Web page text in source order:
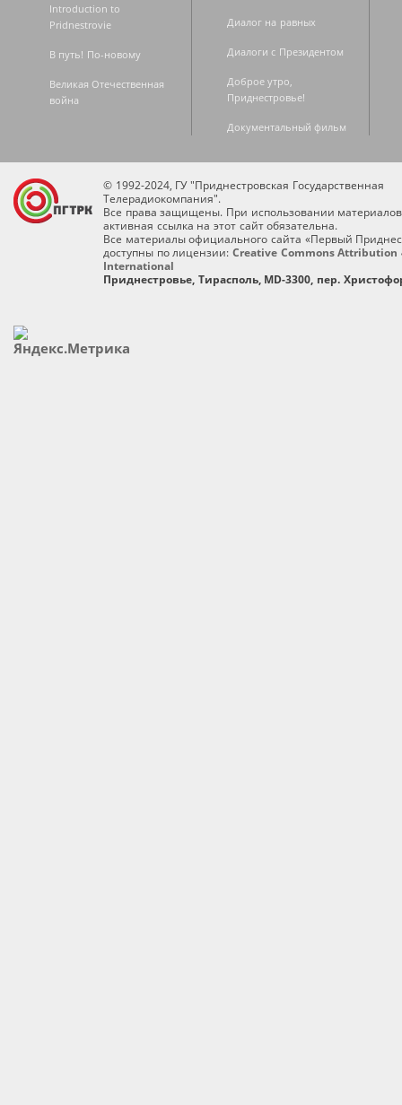
Introduction to
Pridnestrovie
В путь! По-новому
Великая Отечественная
война
Диалог на равных
Диалоги с Президентом
Доброе утро,
Приднестровье!
Документальный фильм
© 1992-2024, ГУ "Приднестровская Государственная
Телерадиокомпания".
Все права защищены. При использовании
активная ссылка на этот сайт обязательна.
Все материалы официального сайта «Первый
доступны по лицензии: Creative Commons Attribution
International
Приднестровье, Тирасполь, MD-3300, пер.